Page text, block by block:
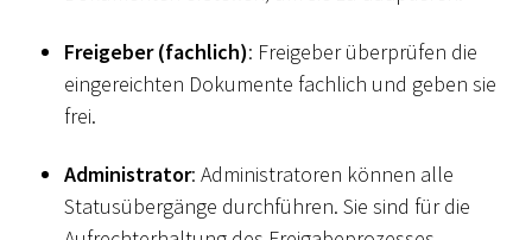
Freigeber (fachlich): Freigeber überprüfen die
eingereichten Dokumente fachlich und geben sie
frei.
Administrator: Administratoren können alle
Statusübergänge durchführen. Sie sind für die